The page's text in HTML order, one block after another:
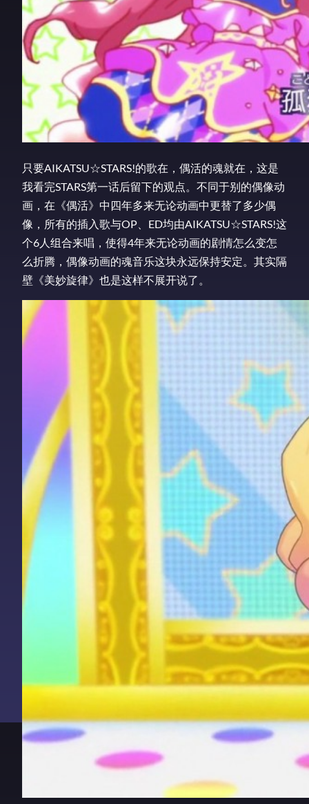
只要AIKATSU☆STARS!的歌在，偶活的魂就在，这是
我看完STARS第一话后留下的观点。不同于别的偶像动
画，在《偶活》中四年多来无论动画中更替了多少偶
像，所有的插入歌与OP、ED均由AIKATSU☆STARS!这
个6人组合来唱，使得4年来无论动画的剧情怎么变怎
么折腾，偶像动画的魂音乐这块永远保持安定。其实隔
壁《美妙旋律》也是这样不展开说了。